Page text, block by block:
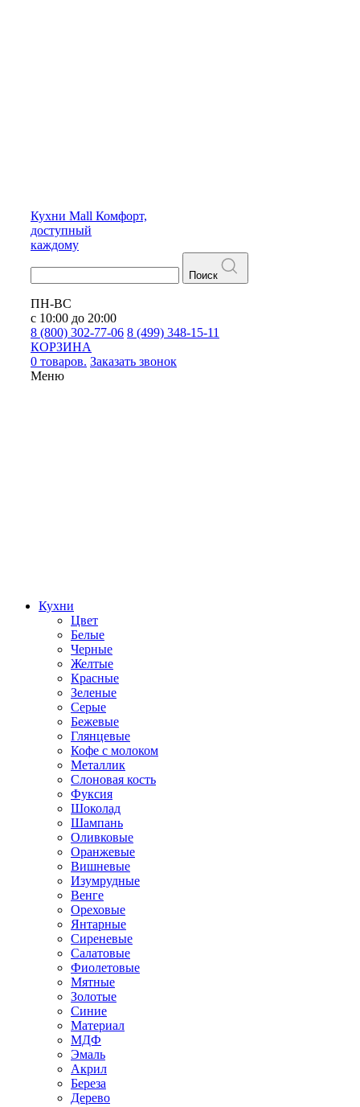
Кухни Mall Комфорт,
доступный
каждому
Поиск
ПН-ВС
с 10:00 до 20:00
8 (800) 302-77-06 8 (499) 348-15-11
КОРЗИНА
0 товаров. Заказать звонок
Меню
Кухни
Цвет
Белые
Черные
Желтые
Красные
Зеленые
Серые
Бежевые
Глянцевые
Кофе с молоком
Металлик
Слоновая кость
Фуксия
Шоколад
Шампань
Оливковые
Оранжевые
Вишневые
Изумрудные
Венге
Ореховые
Янтарные
Сиреневые
Салатовые
Фиолетовые
Мятные
Золотые
Синие
Материал
МДФ
Эмаль
Акрил
Береза
Дерево